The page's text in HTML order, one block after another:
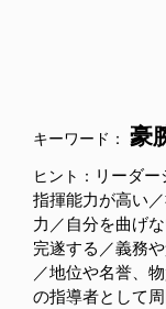
キーワード： 豪
ヒント： リーダ
指揮能力が高い
力／自分を曲げ
完遂する／義務
／地位や名誉、
の指導者として